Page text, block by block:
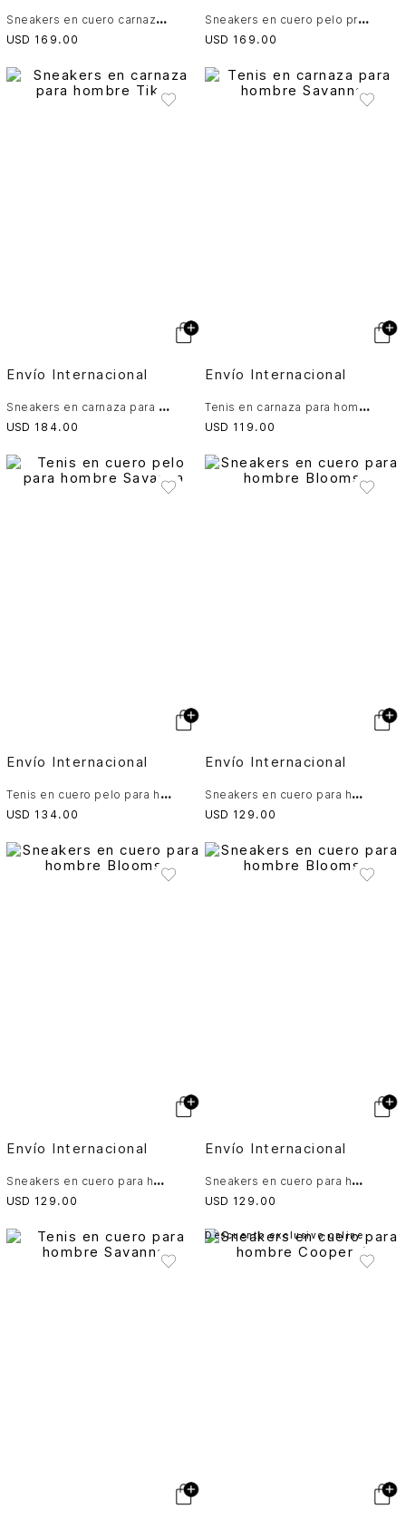
S
neakers en cuero carnaza para hombre Clima Clina Nacar
USD 169 . 00
S
neakers en cuero pelo print venado para hombre Alessa
USD 169 . 00
Envío Internacional
S
neakers en carnaza para hombre Tikal
USD 184. 00
Envío Internacional
T
enis en carnaza para hombre Savanna
USD 119 . 00
Envío Internacional
T
enis en cuero pelo para hombre Savanna
USD 134. 00
Envío Internacional
S
neakers en cuero para hombre Blooms
USD 129 . 00
Envío Internacional
S
neakers en cuero para hombre Blooms
USD 129 . 00
Envío Internacional
S
neakers en cuero para hombre Blooms
USD 129 . 00
Descuento exclusivo online